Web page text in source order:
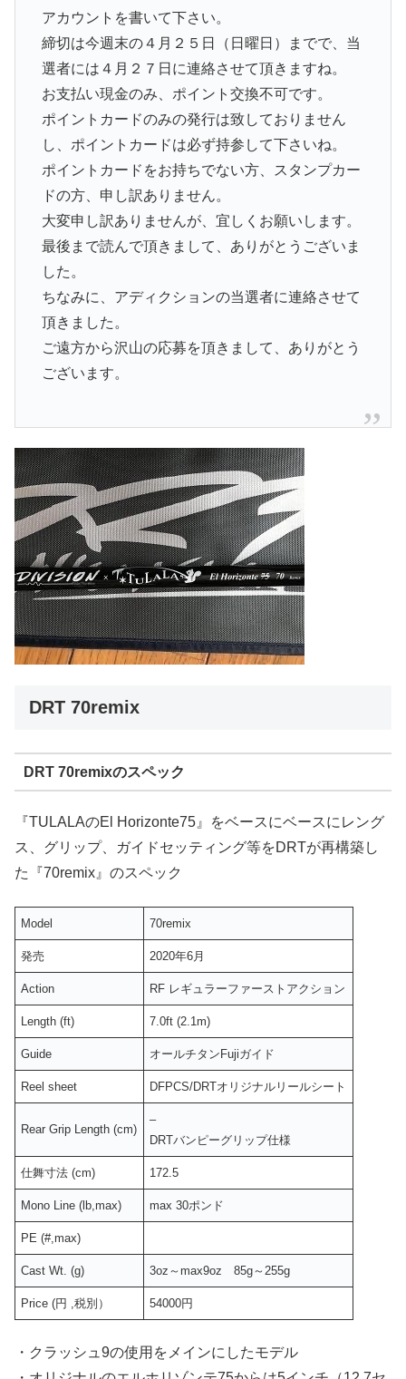
アカウントを書いて下さい。
締切は今週末の４月２５日（日曜日）までで、当
選者には４月２７日に連絡させて頂きますね。
お支払い現金のみ、ポイント交換不可です。
ポイントカードのみの発行は致しておりません
し、ポイントカードは必ず持参して下さいね。
ポイントカードをお持ちでない方、スタンプカー
ドの方、申し訳ありません。
大変申し訳ありませんが、宜しくお願いします。
最後まで読んで頂きまして、ありがとうございま
した。
ちなみに、アディクションの当選者に連絡させて
頂きました。
ご遠方から沢山の応募を頂きまして、ありがとう
ございます。
DRT 70remix
DRT 70remixのスペック
『TULALAのEl Horizonte75』をベースにベースにレング
ス、グリップ、ガイドセッティング等をDRTが再構築し
た『70remix』のスペック
Model 70remix
発売 2020年6月
Action RF レギュラーファーストアクション
Length (ft) 7.0ft (2.1m)
Guide オールチタンFujiガイド
Reel sheet DFPCS/DRTオリジナルリールシート
Rear Grip Length (cm)
–
DRTバンピーグリップ仕様
仕舞寸法 (cm) 172.5
Mono Line (lb,max) max 30ポンド
PE (#,max)
Cast Wt. (g) 3oz～max9oz 85g～255g
Price (円 ,税別） 54000円
・クラッシュ9の使用をメインにしたモデル